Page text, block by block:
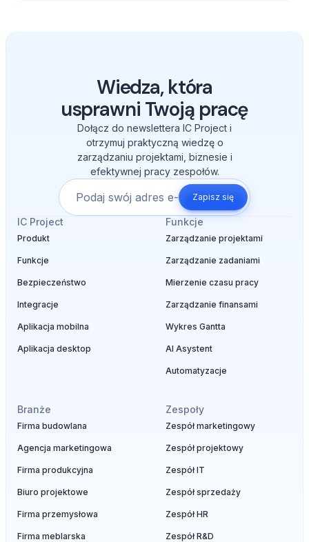
Wiedza, która
usprawni Twoją pracę
Dołącz do newslettera IC Project i
otrzymuj praktyczną wiedzę o
zarządzaniu projektami, biznesie i
efektywnej pracy zespołów.
Zapisz się
IC Project
Produkt
Funkcje
Bezpieczeństwo
Integracje
Aplikacja mobilna
Aplikacja desktop
Funkcje
Zarządzanie projektami
Zarządzanie zadaniami
Mierzenie czasu pracy
Zarządzanie finansami
Wykres Gantta
AI Asystent
Automatyzacje
Branże
Firma budowlana
Agencja marketingowa
Firma produkcyjna
Biuro projektowe
Firma przemysłowa
Firma meblarska
Zespoły
Zespół marketingowy
Zespół projektowy
Zespół IT
Zespół sprzedaży
Zespół HR
Zespół R&D